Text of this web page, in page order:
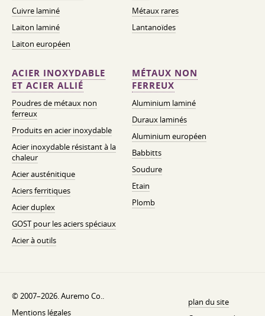
Cuivre laminé
Laiton laminé
Laiton européen
Métaux rares
Lantanoïdes
ACIER INOXYDABLE
ET ACIER ALLIÉ
Poudres de métaux non
ferreux
Produits en acier inoxydable
Acier inoxydable résistant à la
chaleur
Acier austénitique
Aciers ferritiques
Acier duplex
GOST pour les aciers spéciaux
Acier à outils
MÉTAUX NON
FERREUX
Aluminium laminé
Duraux laminés
Aluminium européen
Babbitts
Soudure
Etain
Plomb
© 2007–2026. Auremo Co..
Mentions légales
plan du site